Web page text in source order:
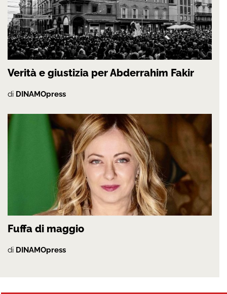
Verità e giustizia per Abderrahim Fakir
di DINAMOpress
Fuffa di maggio
di DINAMOpress